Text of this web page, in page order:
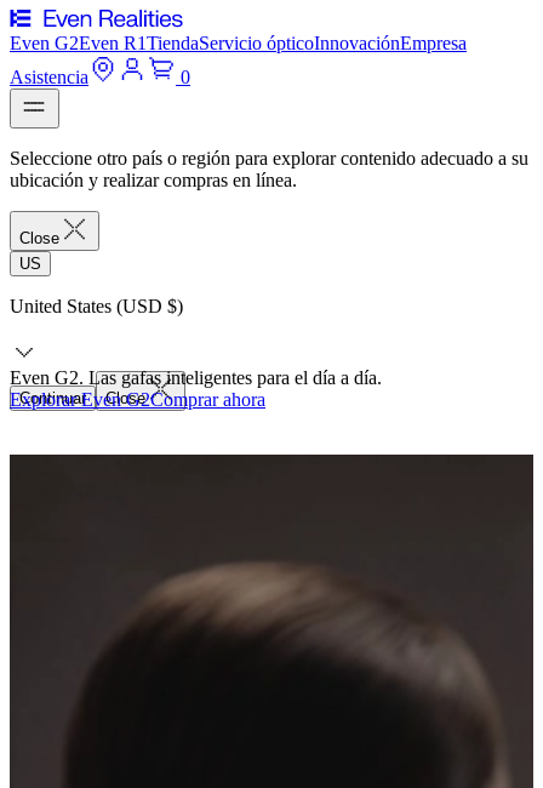
Even G2Even R1TiendaServicio ópticoInnovaciónEmpresa
Asistencia
0
Seleccione otro país o región para explorar contenido adecuado a su
ubicación y realizar compras en línea.
Close
US
United States (USD $)
Continuar Close
Even G2. Las gafas inteligentes para el día a día.
Explorar Even G2Comprar ahora